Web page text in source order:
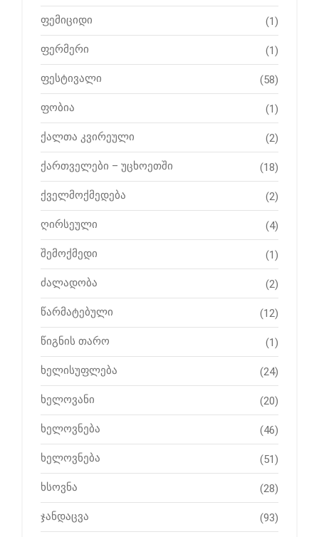
ფემიციდი (1)
ფერმერი (1)
ფესტივალი (58)
ფობია (1)
ქალთა კვირეული (2)
ქართველები – უცხოეთში (18)
ქველმოქმედება (2)
ღირსეული (4)
შემოქმედი (1)
ძალადობა (2)
წარმატებული (12)
წიგნის თარო (1)
ხელისუფლება (24)
ხელოვანი (20)
ხელოვნება (46)
ხელოვნება (51)
ხსოვნა (28)
ჯანდაცვა (93)